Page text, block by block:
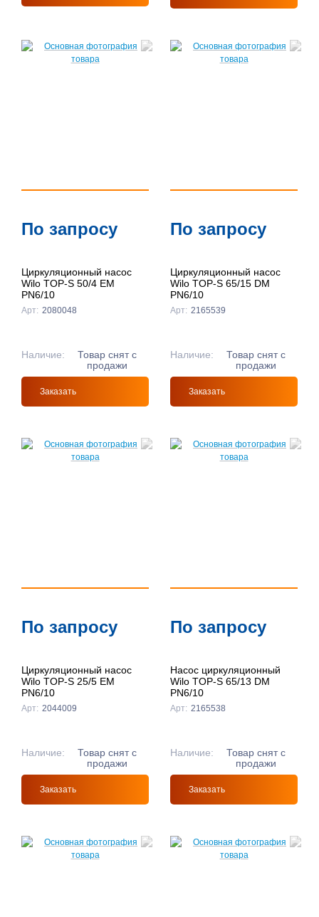
По запросу
Циркуляционный насос
Wilo TOP-S 50/4 EM
PN6/10
Арт: 2080048
Наличие:
Товар снят с
продажи
Заказать
По запросу
Циркуляционный насос
Wilo TOP-S 65/15 DM
PN6/10
Арт: 2165539
Наличие:
Товар снят с
продажи
Заказать
По запросу
Циркуляционный насос
Wilo TOP-S 25/5 EM
PN6/10
Арт: 2044009
Наличие:
Товар снят с
продажи
Заказать
По запросу
Насос циркуляционный
Wilo TOP-S 65/13 DM
PN6/10
Арт: 2165538
Наличие:
Товар снят с
продажи
Заказать